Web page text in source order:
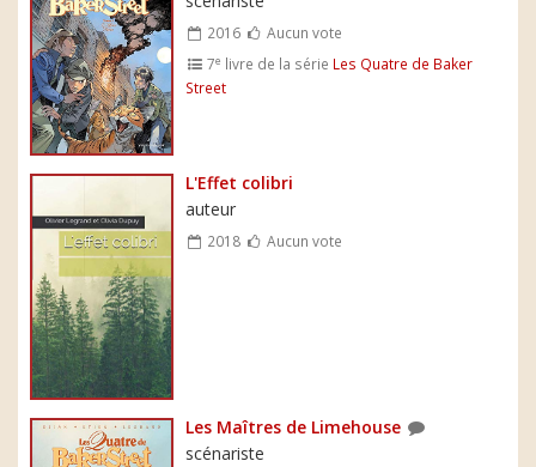
2016
Aucun vote
7e livre de la série Les Quatre de Baker
Street
L'Effet colibri
auteur
2018 Aucun vote
Les Maîtres de Limehouse
scénariste